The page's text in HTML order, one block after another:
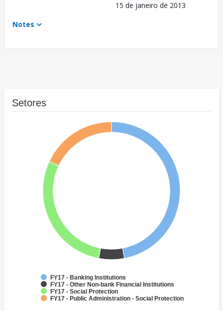
15 de janeiro de 2013
Notes
Setores
FY17 - Banking Institutions
FY17 - Other Non-bank Financial Institutions
FY17 - Social Protection
FY17 - Public Administration - Social Protection